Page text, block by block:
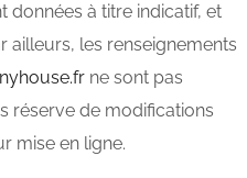
données à titre indicatif, et
ailleurs, les renseignements
ne sont pas
réserve de modifications
mise en ligne.